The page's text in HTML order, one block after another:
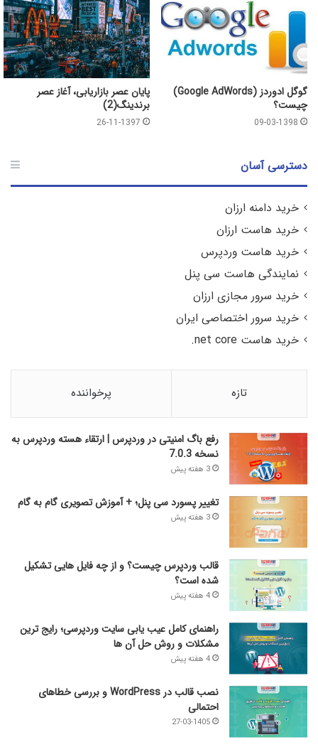
گوگل ادوردز (Google AdWords)
چیست؟
09-03-1398
پایان عصر بازاریابی، آغاز عصر
برندینگ(2)
26-11-1397
دسترسی آسان
خرید دامنه ارزان
خرید هاست ارزان
خرید هاست وردپرس
نمایندگی هاست سی پنل
خرید سرور مجازی ارزان
خرید سرور اختصاصی ایران
خرید هاست net core.
تازه پرخواننده
رفع باگ امنیتی در وردپرس | ارتقاء هسته وردپرس به
نسخه 7.0.3
3 هفته پیش
تغییر پسورد سی پنل؛ + آموزش تصویری گام به گام
3 هفته پیش
قالب وردپرس چیست؟ و از چه فایل­ هایی تشکیل
شده است؟
4 هفته پیش
راهنمای کامل عیب‌ یابی سایت وردپرسی؛ رایج‌ ترین
مشکلات و روش حل آن‌ ها
4 هفته پیش
نصب قالب در WordPress و بررسی خطاهای
احتمالی
27-03-1405